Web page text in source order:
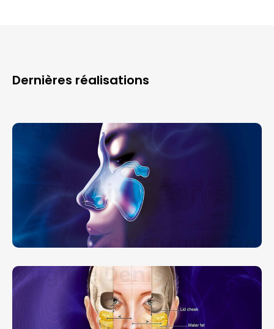
Dernières réalisations